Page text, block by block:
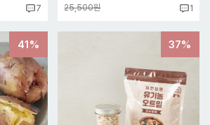
7
25,500원
1
41% 37%